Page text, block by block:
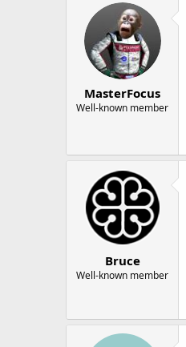
MasterFocus
Well-known member
Bruce
Well-known member